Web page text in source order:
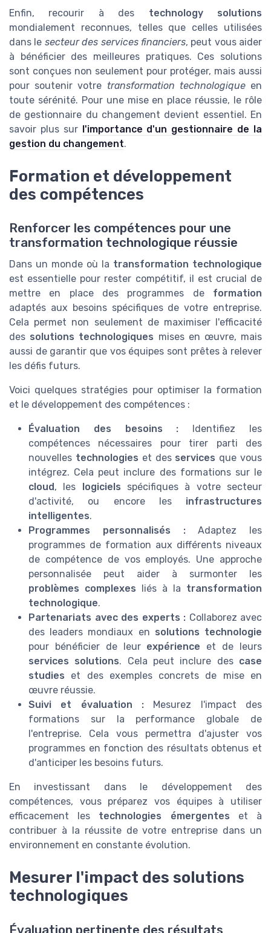
Enfin, recourir à des technology solutions
mondialement reconnues, telles que celles utilisées
dans le secteur des services financiers, peut vous aider
à bénéficier des meilleures pratiques. Ces solutions
sont conçues non seulement pour protéger, mais aussi
pour soutenir votre transformation technologiqueen
toute sérénité. Pour une mise en place réussie, le rôle
de gestionnaire du changement devient essentiel. En
savoir plus sur l'importance d'un gestionnaire de la
gestion du changement.
Formation et développement
des compétences
Renforcer les compétences pour une
transformation technologique réussie
Dans un monde où la transformation technologique
est essentielle pour rester compétitif, il est crucial de
mettre en place des programmes de formation
adaptés aux besoins spécifiques de votre entreprise.
Cela permet non seulement de maximiser l'efficacité
des solutions technologiques mises en œuvre, mais
aussi de garantir que vos équipes sont prêtes à relever
les défis futurs.
Voici quelques stratégies pour optimiser la formation
et le développement des compétences :
Évaluation des besoins : Identifiez les
compétences nécessaires pour tirer parti des
nouvelles technologies et des services que vous
intégrez. Cela peut inclure des formations sur le
cloud , les logiciels spécifiques à votre secteur
d'activité, ou encore les infrastructures
intelligentes.
Programmes personnalisés :Adaptez les
programmes de formation aux différents niveaux
de compétence de vos employés. Une approche
personnalisée peut aider à surmonter les
problèmes complexes liés à la transformation
technologique.
Partenariats avec des experts : Collaborez avec
des leaders mondiaux en solutions technologie
pour bénéficier de leur expérience et de leurs
services solutions. Cela peut inclure des case
studies et des exemples concrets de mise en
œuvre réussie.
Suivi et évaluation : Mesurez l'impact des
formations sur la performance globale de
l'entreprise. Cela vous permettra d'ajuster vos
programmes en fonction des résultats obtenus et
d'anticiper les besoins futurs.
En investissant dans le développement des
compétences, vous préparez vos équipes à utiliser
efficacement les technologies émergentes et à
contribuer à la réussite de votre entreprise dans un
environnement en constante évolution.
Mesurer l'impact des solutions
technologiques
Évaluation pertinente des résultats